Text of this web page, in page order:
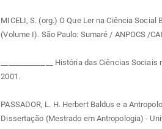
MICELI, S. (org.) O Que Ler na Ciência
(Volume I). São Paulo: Sumaré / ANPOCS /
______________ História das Ciências
2001.
PASSADOR, L. H. Herbert Baldus e a
Dissertação (Mestrado em Antropologia) -